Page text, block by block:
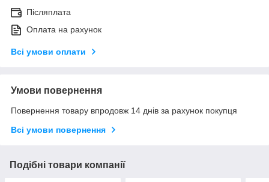
Післяплата
Оплата на рахунок
Всі умови оплати
Умови повернення
Повернення товару впродовж 14 днів за рахунок покупця
Всі умови повернення
Подібні товари компанії